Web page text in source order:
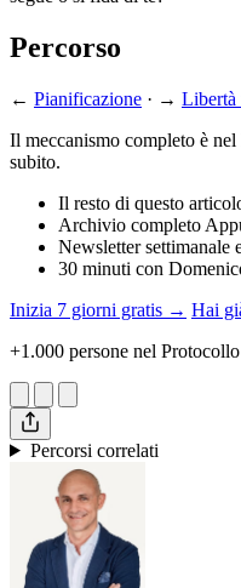
Percorso
← Pianificazione · → Libertà
Il meccanismo completo è
subito.
Il resto di questo
Archivio completo
Newsletter settimanale
30 minuti con
Inizia 7 giorni gratis → Hai
+1.000 persone nel
Percorsi correlati